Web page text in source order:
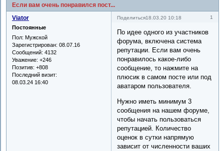
Если вам очень понравился пост...
Поделиться 1
18.03.20 10:18
Viator
Постоянные
Пол: Мужской
Зарегистрирован: 08.07.16
Сообщений: 4132
Уважение: +246
Позитив: +808
Последний визит:
08.03.24 16:40
По идее одного из участников
форума, включена система
репутации. Если вам очень
понравилось какое-либо
сообщение, то нажмите на
плюсик в самом посте или под
аватаром пользователя.
Нужно иметь минимум 3
сообщения на нашем форуме,
чтобы начать пользоваться
репутацией. Количество
оценок в сутки напрямую
зависит от численности ваших